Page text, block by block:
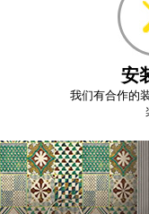
安
我们有合作的